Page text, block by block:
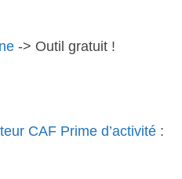
-> Outil gratuit !
CAF Prime d’activité :